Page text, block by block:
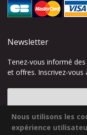
Nous utilisons les
expérience
Newsletter
Tenez-vous informé
et offres. Inscrivez-vous
Inscription